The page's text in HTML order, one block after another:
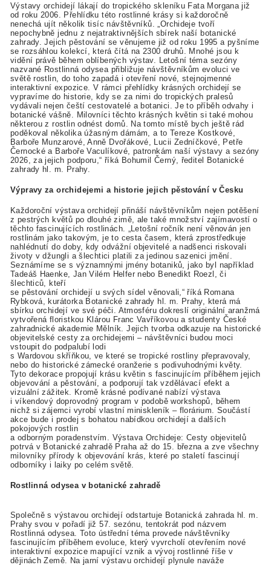
Výstavy orchidejí lákají do tropického skleníku Fata Morgana již
od roku 2006. Přehlídku této rostlinné krásy si každoročně
nenechá ujít několik tisíc návštěvníků. „Orchideje tvoří
nepochybně jednu z nejatraktivnějších sbírek naší botanické
zahrady. Jejich pěstování se věnujeme již od roku 1995 a pyšníme
se rozsáhlou kolekcí, která čítá na 2300 druhů. Mnohé jsou k
vidění právě během oblíbených výstav. Letošní téma sezóny
nazvané Rostlinná odysea přibližuje návštěvníkům evoluci ve
světě rostlin, do toho zapadá i otevření nové, stejnojmenné
interaktivní expozice. V rámci přehlídky krásných orchidejí se
vypravíme do historie, kdy se za nimi do tropických pralesů
vydávali nejen čeští cestovatelé a botanici. Je to příběh odvahy i
botanické vášně. Milovníci těchto krásných květin si také mohou
některou z rostlin odnést domů. Na tomto místě bych ještě rád
poděkoval několika úžasným dámám, a to Tereze Kostkové,
Barboře Munzarové, Anně Dvořákové, Lucii Zedníčkové, Petře
Černocké a Barboře Vaculíkové, patronkám naší výstavy a sezóny
2026, za jejich podporu,“ říká Bohumil Černý, ředitel Botanické
zahrady hl. m. Prahy.
Výpravy za orchidejemi a historie jejich pěstování v Česku
Každoroční výstava orchidejí přináší návštěvníkům nejen potěšení
z pestrých květů po dlouhé zimě, ale také množství zajímavostí o
těchto fascinujících rostlinách. „Letošní ročník není věnován jen
rostlinám jako takovým, je to cesta časem, která zprostředkuje
nahlédnutí do doby, kdy odvážní objevitelé a nadšenci riskovali
životy v džungli a šlechtici platili za jedinou sazenici jmění.
Seznámíme se s významnými jmény botaniků, jako byl například
Tadeáš Haenke, Jan Vilém Helfer nebo Benedikt Roezl, či
šlechticů, kteří
se pěstování orchidejí u svých sídel věnovali,“ říká Romana
Rybková, kurátorka Botanické zahrady hl. m. Prahy, která má
sbírku orchidejí ve své péči. Atmosféru dokreslí originální aranžmá
vytvořená floristkou Klárou Franc Vavříkovou a studenty České
zahradnické akademie Mělník. Jejich tvorba odkazuje na historické
objevitelské cesty za orchidejemi – návštěvníci budou moci
vstoupit do podpalubí lodi
s Wardovou skříňkou, ve které se tropické rostliny přepravovaly,
nebo do historické zámecké oranžerie s podivuhodnými květy.
Tyto dekorace propojují krásu květin s fascinujícím příběhem jejich
objevování a pěstování, a podporují tak vzdělávací efekt a
vizuální zážitek. Kromě krásné podívané nabízí výstava
i víkendový doprovodný program v podobě workshopů, během
nichž si zájemci vyrobí vlastní miniskleník – florárium. Součástí
akce bude i prodej s bohatou nabídkou orchidejí a dalších
pokojových rostlin
a odborným poradenstvím. Výstava Orchideje: Cesty objevitelů
potrvá v Botanické zahradě Praha až do 15. března a zve všechny
milovníky přírody k objevování krás, které po staletí fascinují
odborníky i laiky po celém světě.
Rostlinná odysea v botanické zahradě
Společně s výstavou orchidejí odstartuje Botanická zahrada hl. m.
Prahy svou v pořadí již 57. sezónu, tentokrát pod názvem
Rostlinná odysea. Toto ústřední téma provede návštěvníky
fascinujícím příběhem evoluce, který vyvrcholí otevřením nové
interaktivní expozice mapující vznik a vývoj rostlinné říše v
dějinách Země. Na jarní výstavu orchidejí plynule naváže